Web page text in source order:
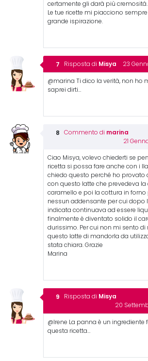
certamente gli darà più cremositá.
Le tue ricette mi piacciono
grande ispirazione.
Risposta di Misya 23
@marina Ti dico la verità, non ho
saprei dirti…
Commento di marina
21
Ciao Misya, volevo chiederti se
ricetta si possa fare anche con i
chiedo questo perché ho provato
con questo latte che prevedeva la
caramello e poi la cottura in forno
nessun addensante per cui dopo
indicata continuava ad essere
finalmente è diventato solido il
durissimo. Per cui non mi sento di
questo latte di mandorla da
stata chiara. Grazie
Marina
Risposta di Misya
20
@Irene La panna è un
questa ricetta…